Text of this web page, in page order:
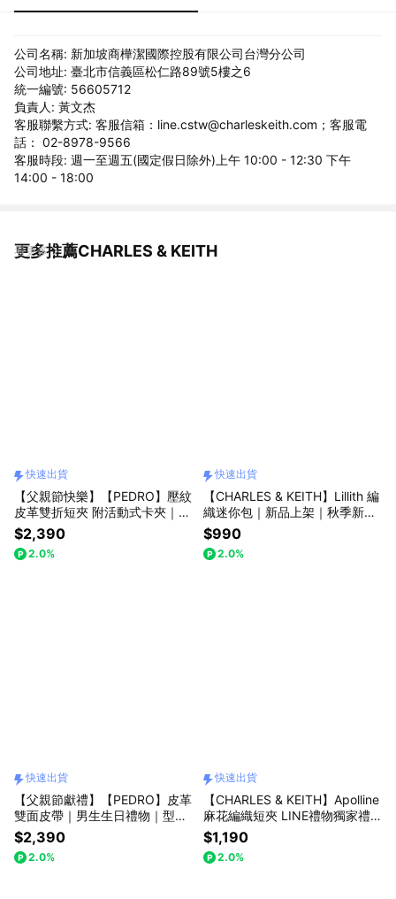
公司名稱: 新加坡商樺潔國際控股有限公司台灣分公司
公司地址: 臺北市信義區松仁路89號5樓之6
統一編號: 56605712
負責人: 黃文杰
客服聯繫方式: 客服信箱：line.cstw@charleskeith.com；客服電
話： 02-8978-9566
客服時段: 週一至週五(國定假日除外)上午 10:00 - 12:30 下午
14:00 - 18:00
更多推薦CHARLES & KEITH
看更多
快速出貨
【父親節快樂】【PEDRO】壓紋
皮革雙折短夾 附活動式卡夾｜男
士皮夾送禮推薦｜質感單品｜快
速出貨｜小CK集團品牌
$2,390
2.0%
快速出貨
【CHARLES & KEITH】Lillith 編
織迷你包｜新品上架｜秋季新品
｜快速出貨｜小CK｜官方直營
$990
2.0%
快速出貨
【父親節獻禮】【PEDRO】皮革
雙面皮帶｜男生生日禮物｜型男
單品｜快速出貨｜小CK集團品牌
$2,390
2.0%
快速出貨
【CHARLES & KEITH】Apolline
麻花編織短夾 LINE禮物獨家禮
盒 附提袋｜粉嫩開運色｜情人節
快樂｜生日禮物｜快速出貨｜小
CK｜官方直營
$1,190
2.0%